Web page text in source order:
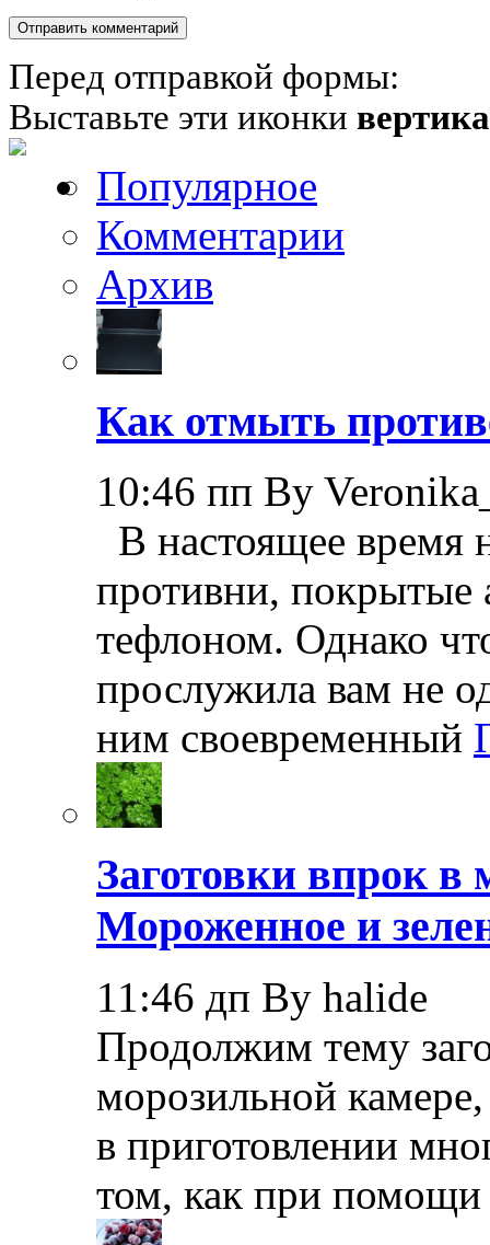
Перед отправкой формы:
Выставьте эти иконки
Популярное
Комментарии
Архив
Как отмыть
10:46 пп By
В настоящее время
противни, покрытые
тефлоном. Однако
прослужила вам не
ним своевременный
Заготовки впрок в
Мороженное и
11:46 дп By halide
Продолжим тему
морозильной
в приготовлении
том, как при помощи